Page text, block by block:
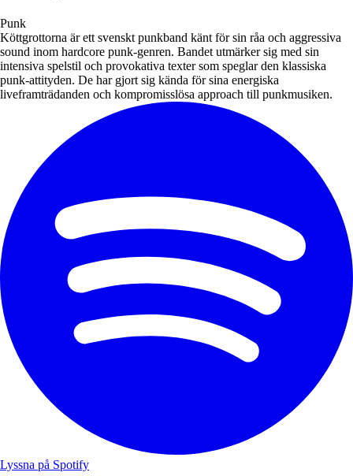
Punk
Köttgrottorna är ett svenskt punkband känt för sin råa och aggressiva
sound inom hardcore punk-genren. Bandet utmärker sig med sin
intensiva spelstil och provokativa texter som speglar den klassiska
punk-attityden. De har gjort sig kända för sina energiska
liveframträdanden och kompromisslösa approach till punkmusiken.
Lyssna på Spotify